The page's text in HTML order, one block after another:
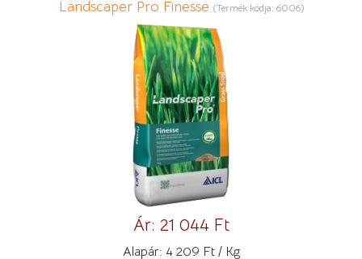
Landscaper Pro Finesse (Termék kódja: 6006)
Ár: 21 044 Ft
Alapár: 4 209 Ft / Kg